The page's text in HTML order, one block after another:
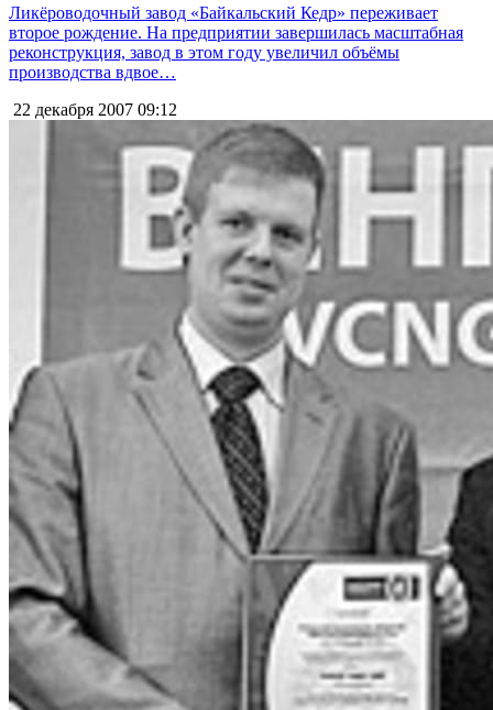
Ликёроводочный завод «Байкальский Кедр» переживает
второе рождение. На предприятии завершилась масштабная
реконструкция, завод в этом году увеличил объёмы
производства вдвое…
22 декабря 2007 09:12